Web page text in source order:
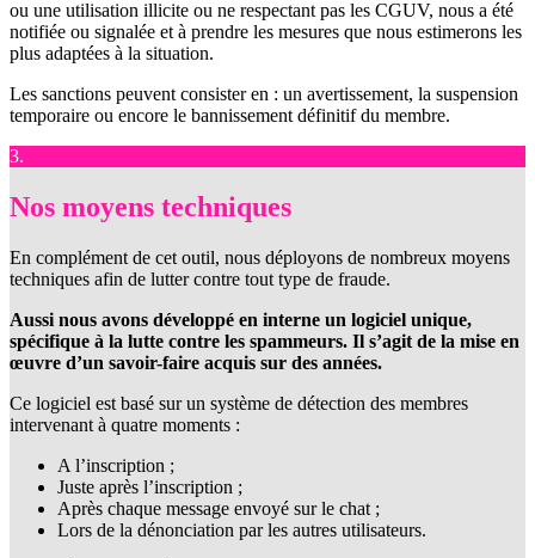
ou une utilisation illicite ou ne respectant pas les CGUV, nous a été
notifiée ou signalée et à prendre les mesures que nous estimerons les
plus adaptées à la situation.
Les sanctions peuvent consister en : un avertissement, la suspension
temporaire ou encore le bannissement définitif du membre.
3.
Nos moyens techniques
En complément de cet outil, nous déployons de nombreux moyens
techniques afin de lutter contre tout type de fraude.
Aussi nous avons développé en interne un logiciel unique,
spécifique à la lutte contre les spammeurs. Il s’agit de la mise en
œuvre d’un savoir-faire acquis sur des années.
Ce logiciel est basé sur un système de détection des membres
intervenant à quatre moments :
A l’inscription ;
Juste après l’inscription ;
Après chaque message envoyé sur le chat ;
Lors de la dénonciation par les autres utilisateurs.